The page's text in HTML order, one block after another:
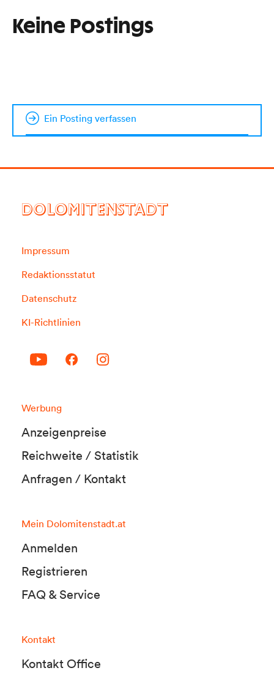
Keine Postings
Ein Posting verfassen
DOLOMITENSTADT
Impressum
Redaktionsstatut
Datenschutz
KI-Richtlinien
Werbung
Anzeigenpreise
Reichweite / Statistik
Anfragen / Kontakt
Mein Dolomitenstadt.at
Anmelden
Registrieren
FAQ & Service
Kontakt
Kontakt Office